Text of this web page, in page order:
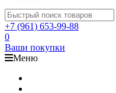
+7 (961) 653-99-88
0
Ваши покупки
Меню